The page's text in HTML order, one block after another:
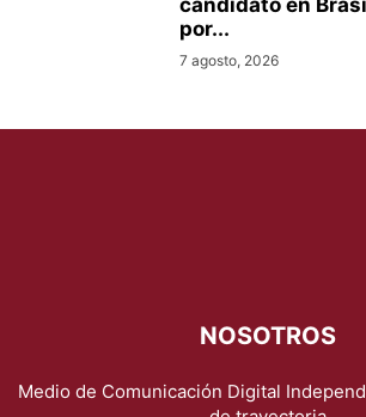
por...
7 agosto, 2026
NOSOTROS
Medio de Comunicación Digital